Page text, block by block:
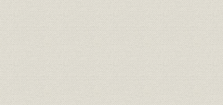
財務・業績 損益計算書・利益処分III 昭和33年